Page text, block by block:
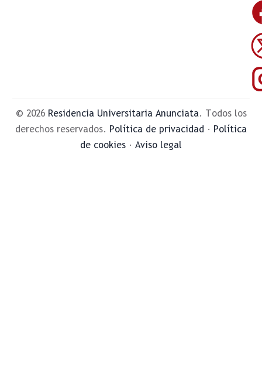
© 2026 Residencia Universitaria Anunciata. Todos los
derechos reservados. Política de privacidad · Política
de cookies · Aviso legal